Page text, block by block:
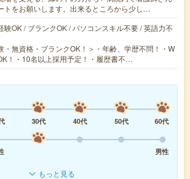
トをお願いします。出来るところから少し…
験OK / ブランクOK / パソコンスキル不要 / 英語力不
・無資格・ブランクOK！＞・年齢、学歴不問！・W
！・10名以上採用予定！・履歴書不…
30代 40代 50代
60代
男性
もっと見る